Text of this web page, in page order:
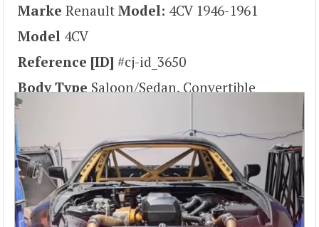
Marke Renault Model: 4CV 1946-1961
Model 4CV
Reference [ID] #cj-id_3650
Body Type Saloon/Sedan, Convertible